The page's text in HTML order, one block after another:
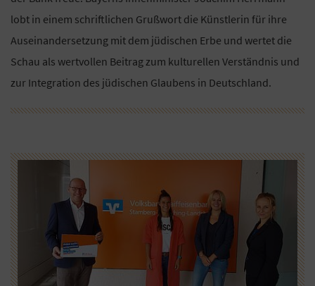
lobt in einem schriftlichen Grußwort die Künstlerin für ihre
Auseinandersetzung mit dem jüdischen Erbe und wertet die
Schau als wertvollen Beitrag zum kulturellen Verständnis und
zur Integration des jüdischen Glaubens in Deutschland.